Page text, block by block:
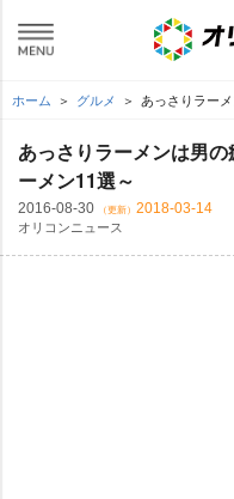
ホーム グルメ あっさりラー
あっさりラーメンは男
ーメン11選～
2016-08-30 （更新） 2018-03-14
オリコンニュース